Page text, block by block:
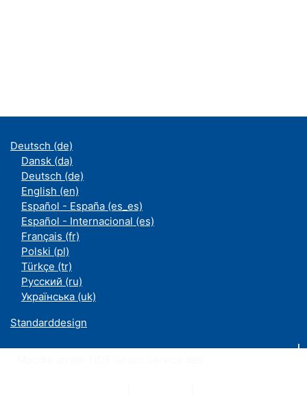
Deutsch ‎(de)‎
Dansk ‎(da)‎
Deutsch ‎(de)‎
English ‎(en)‎
Español - España ‎(es_es)‎
Español - Internacional ‎(es)‎
Français ‎(fr)‎
Polski ‎(pl)‎
Türkçe ‎(tr)‎
Русский ‎(ru)‎
Українська ‎(uk)‎
Standarddesign